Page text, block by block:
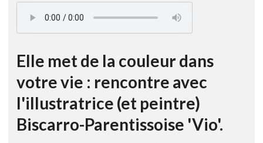
Elle met de la couleur dans
votre vie : rencontre avec
l'illustratrice (et peintre)
Biscarro-Parentissoise 'Vio'.